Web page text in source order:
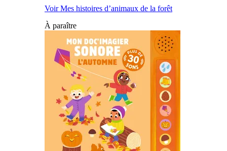
Voir Mes histoires d’animaux de la forêt
À paraître